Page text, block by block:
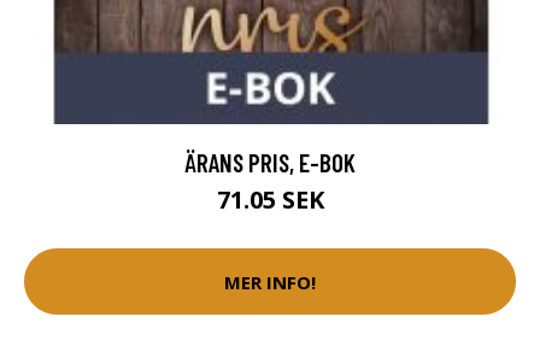
ÄRANS PRIS, E-BOK
71.05 SEK
MER INFO!